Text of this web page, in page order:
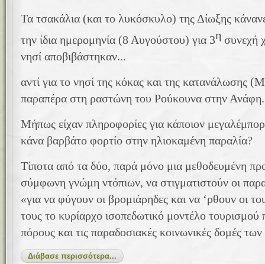
Τα τσακάλια (και το λυκόσκυλο) της Δίωξης
την ίδια ημερομηνία (8 Αυγούστου) για 3η συνεχή
νησί αποβιβάστηκαν...
αντί για το νησί της κόκας και της κατανάλωσης
παραπέρα στη ραστώνη του Ρούκουνα στην
Μήπως είχαν πληροφορίες για κάποιον
κάνα βαρβάτο φορτίο στην ηλιοκαμένη παραλία?
Τίποτα από τα δύο, παρά μόνο μια μεθοδευμένη
σύμφωνη γνώμη ντόπιων, να στιγματιστούν οι
«για να φύγουν οι βρομιάρηδες και να ‘ρθουν οι
τους το κυρίαρχο ισοπεδωτικό μοντέλο τουρισμού
πόρους και τις παραδοσιακές κοινωνικές δομές
Διάβασε περισσότερα...